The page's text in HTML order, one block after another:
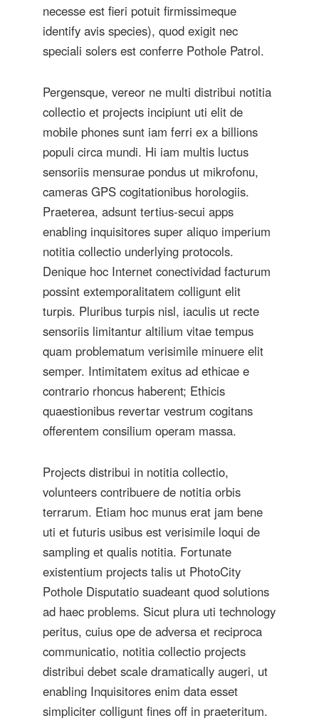
necesse est fieri potuit firmissimeque
identify avis species), quod exigit nec
speciali solers est conferre Pothole Patrol.
Pergensque, vereor ne multi distribui notitia
collectio et projects incipiunt uti elit de
mobile phones sunt iam ferri ex a billions
populi circa mundi. Hi iam multis luctus
sensoriis mensurae pondus ut mikrofonu,
cameras GPS cogitationibus horologiis.
Praeterea, adsunt tertius-secui apps
enabling inquisitores super aliquo imperium
notitia collectio underlying protocols.
Denique hoc Internet conectividad facturum
possint extemporalitatem colligunt elit
turpis. Pluribus turpis nisl, iaculis ut recte
sensoriis limitantur altilium vitae tempus
quam problematum verisimile minuere elit
semper. Intimitatem exitus ad ethicae e
contrario rhoncus haberent; Ethicis
quaestionibus revertar vestrum cogitans
offerentem consilium operam massa.
Projects distribui in notitia collectio,
volunteers contribuere de notitia orbis
terrarum. Etiam hoc munus erat jam bene
uti et futuris usibus est verisimile loqui de
sampling et qualis notitia. Fortunate
existentium projects talis ut PhotoCity
Pothole Disputatio suadeant quod solutions
ad haec problems. Sicut plura uti technology
peritus, cuius ope de adversa et reciproca
communicatio, notitia collectio projects
distribui debet scale dramatically augeri, ut
enabling Inquisitores enim data esset
simpliciter colligunt fines off in praeteritum.